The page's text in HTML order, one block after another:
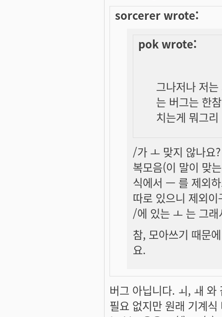
sorcerer wrote:
pok wrote:
그나저나 저
는 버그는 한
치는게 뭐그
/가 ㅗ 맞지 않나요?
복모음(이 말이 맞
식에서 ㅡ 를 제외
따로 있으니 제외이
/에 있는 ㅗ 는 그
참, 모아쓰기 때문
요.
버그 아닙니다. ㅚ, ㅙ
필요 없지만 원래 기계